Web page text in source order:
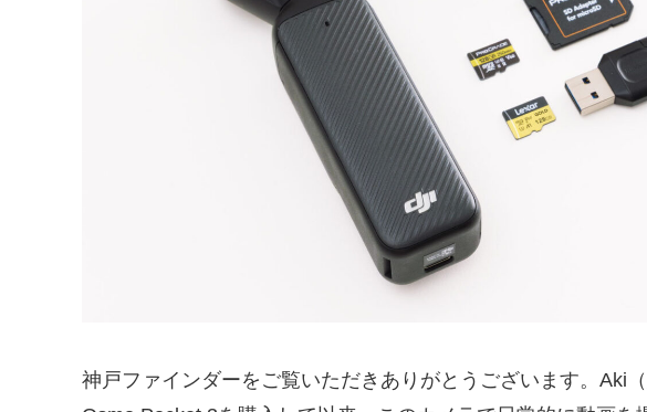
神戸ファインダーをご覧いただきありがとうございます。Aki（